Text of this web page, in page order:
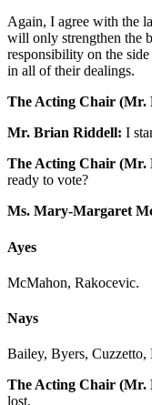
Again, I agree with the
will only strengthen the
responsibility on the
in all of their dealings.
The Acting Chair (Mr.
Mr. Brian Riddell: I
The Acting Chair (Mr.
ready to vote?
Ms. Mary-Margaret
Ayes
McMahon, Rakocevic.
Nays
Bailey, Byers,
The Acting Chair (Mr.
lost.